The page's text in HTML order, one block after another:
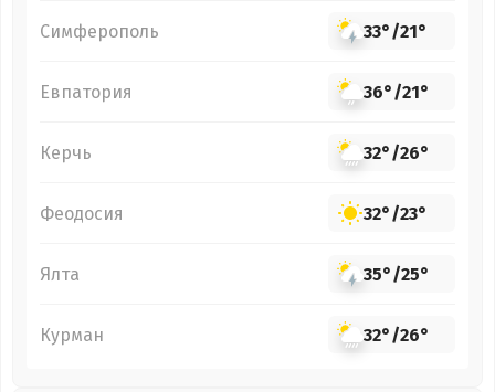
Симферополь 33°/21°
Евпатория 36°/21°
Керчь 32°/26°
Феодосия 32°/23°
Ялта 35°/25°
Курман 32°/26°